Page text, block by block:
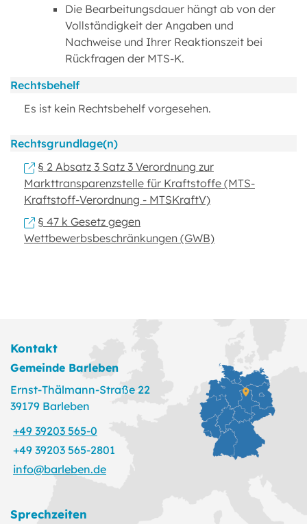
Die Bearbeitungsdauer hängt ab von der
Vollständigkeit der Angaben und
Nachweise und Ihrer Reaktionszeit bei
Rückfragen der MTS-K.
Rechtsbehelf
Es ist kein Rechtsbehelf vorgesehen.
Rechtsgrundlage(n)
§ 2 Absatz 3 Satz 3 Verordnung zur
Markttransparenzstelle für Kraftstoffe (MTS-
Kraftstoff-Verordnung - MTSKraftV)
§ 47 k Gesetz gegen
Wettbewerbsbeschränkungen (GWB)
Kontakt
Gemeinde Barleben
Ernst-Thälmann-Straße 22
39179 Barleben
+49 39203 565-0
+49 39203 565-2801
info@barleben.de
Sprechzeiten